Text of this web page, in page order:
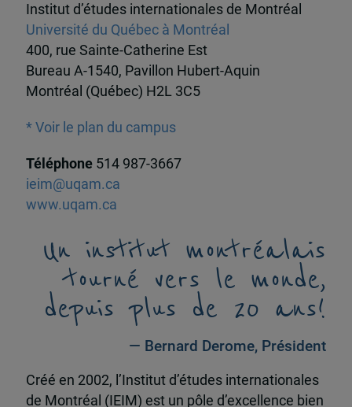
Institut d’études internationales de Montréal
Université du Québec à Montréal
400, rue Sainte-Catherine Est
Bureau A-1540, Pavillon Hubert-Aquin
Montréal (Québec) H2L 3C5
* Voir le plan du campus
Téléphone 514 987-3667
ieim@uqam.ca
www.uqam.ca
Un institut montréalais
tourné vers le monde,
depuis plus de 20 ans!
— Bernard Derome, Président
Créé en 2002, l’Institut d’études internationales
de Montréal (IEIM) est un pôle d’excellence bien